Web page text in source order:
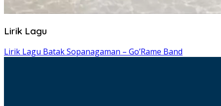
Lirik Lagu
Lirik Lagu Batak Sopanagaman – Go’Rame Band